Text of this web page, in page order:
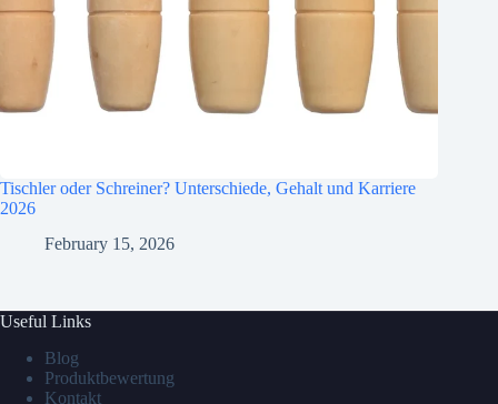
Tischler oder Schreiner? Unterschiede, Gehalt und Karriere
2026
February 15, 2026
Useful Links
Blog
Produktbewertung
Kontakt